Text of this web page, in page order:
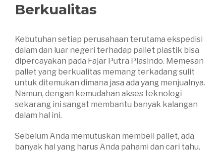
Berkualitas
Kebutuhan setiap perusahaan terutama ekspedisi
dalam dan luar negeri terhadap pallet plastik bisa
dipercayakan pada Fajar Putra Plasindo. Memesan
pallet yang berkualitas memang terkadang sulit
untuk ditemukan dimana jasa ada yang menjualnya.
Namun, dengan kemudahan akses teknologi
sekarang ini sangat membantu banyak kalangan
dalam hal ini.
Sebelum Anda memutuskan membeli pallet, ada
banyak hal yang harus Anda pahami dan cari tahu.